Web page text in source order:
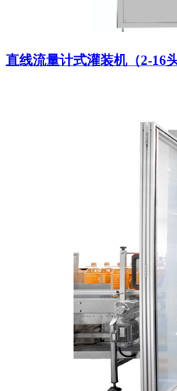
直线流量计式灌装机（2-16